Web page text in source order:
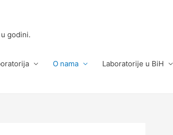
godini.
O nama Laboratorije u BiH